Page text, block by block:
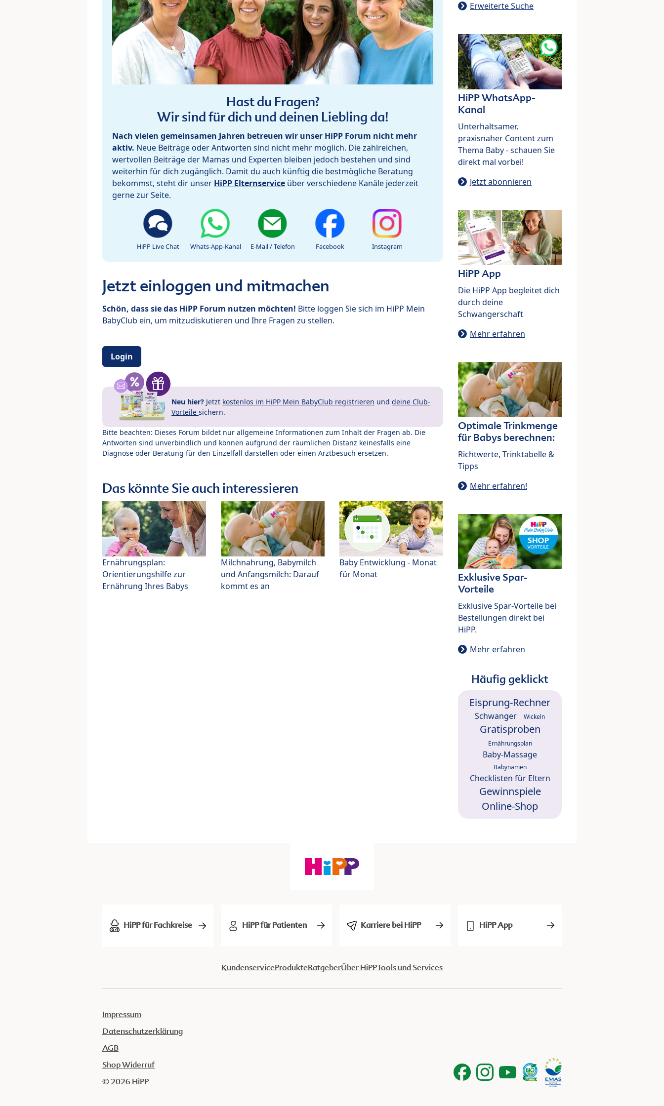
Hast du Fragen?
Wir sind für dich und deinen Liebling da!
Nach vielen gemeinsamen Jahren betreuen wir unser HiPP Forum nicht mehr
aktiv. Neue Beiträge oder Antworten sind nicht mehr möglich. Die zahlreichen,
wertvollen Beiträge der Mamas und Experten bleiben jedoch bestehen und sind
weiterhin für dich zugänglich. Damit du auch künftig die bestmögliche Beratung
bekommst, steht dir unser HiPP Elternservice über verschiedene Kanäle jederzeit
gerne zur Seite.
HiPP Live Chat Whats-App-Kanal E-Mail / Telefon Facebook Instagram
Jetzt einloggen und mitmachen
Schön, dass sie das HiPP Forum nutzen möchten! Bitte loggen Sie sich im HiPP Mein
BabyClub ein, um mitzudiskutieren und Ihre Fragen zu stellen.
Login
Neu hier? Jetzt kostenlos im HiPP Mein BabyClub registrieren und deine Club-
Vorteile sichern.
Bitte beachten: Dieses Forum bildet nur allgemeine Informationen zum Inhalt der Fragen ab. Die
Antworten sind unverbindlich und können aufgrund der räumlichen Distanz keinesfalls eine
Diagnose oder Beratung für den Einzelfall darstellen oder einen Arztbesuch ersetzen.
Das könnte Sie auch interessieren
Ernährungsplan:
Orientierungshilfe zur
Ernährung Ihres Babys
Milchnahrung, Babymilch
und Anfangsmilch: Darauf
kommt es an
Baby Entwicklung - Monat
für Monat
Erweiterte Suche
HiPP WhatsApp-
Kanal
Unterhaltsamer,
praxisnaher Content zum
Thema Baby - schauen Sie
direkt mal vorbei!
Jetzt abonnieren
HiPP App
Die HiPP App begleitet dich
durch deine
Schwangerschaft
Mehr erfahren
Optimale Trinkmenge
für Babys berechnen:
Richtwerte, Trinktabelle &
Tipps
Mehr erfahren!
Exklusive Spar-
Vorteile
Exklusive Spar-Vorteile bei
Bestellungen direkt bei
HiPP.
Mehr erfahren
Häufig geklickt
Eisprung-Rechner
Schwanger Wickeln
Gratisproben
Ernährungsplan
Baby-Massage
Babynamen
Checklisten für Eltern
Gewinnspiele
Online-Shop
HiPP für Fachkreise HiPP für Patienten Karriere bei HiPP HiPP App
KundenserviceProdukteRatgeberÜber HiPPTools und Services
Impressum
Datenschutzerklärung
AGB
Shop Widerruf
© 2026 HiPP